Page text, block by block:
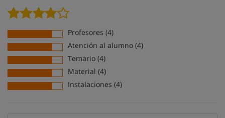
Profesores (4)
Atención al alumno (4)
Temario (4)
Material (4)
Instalaciones (4)